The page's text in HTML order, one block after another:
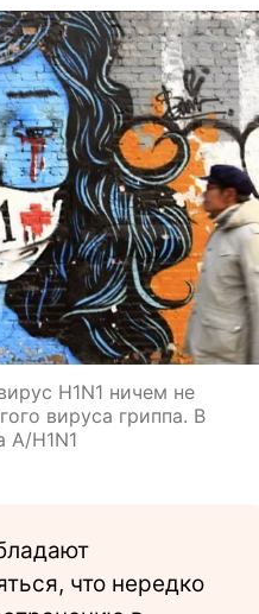
H1N1 ничем не
вируса гриппа. В
А/H1N1
что нередко